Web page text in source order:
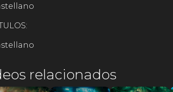
relacionados